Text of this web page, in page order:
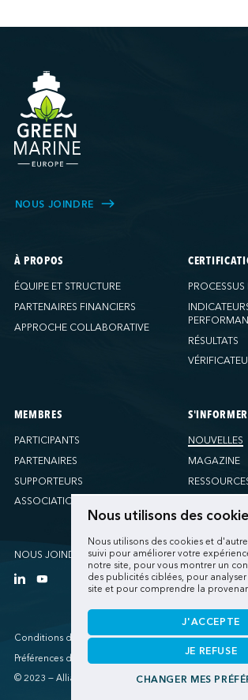
Nous utilisons des
Nous utilisons des cookies et
suivi pour améliorer votre
notre site, pour vous montrer un
des publicités ciblées, pour
site et pour comprendre la
J'ACCEPTE
JE REFUSE
CHANGER MES
NOUS JOINDRE
À PROPOS
ÉQUIPE ET STRUCTURE
PARTENAIRES FINANCIERS
APPROCHE COLLABORATIVE
RÉSULTATS
MEMBRES
PARTICIPANTS
PARTENAIRES
SUPPORTEURS
ASSOCIATIONS
S'INFORMER
NOUVELLES
MAGAZINE
NOUS JOINDRE
© 2023 — Alliance verte
Conditions d'utilisations
Préférences de cookies